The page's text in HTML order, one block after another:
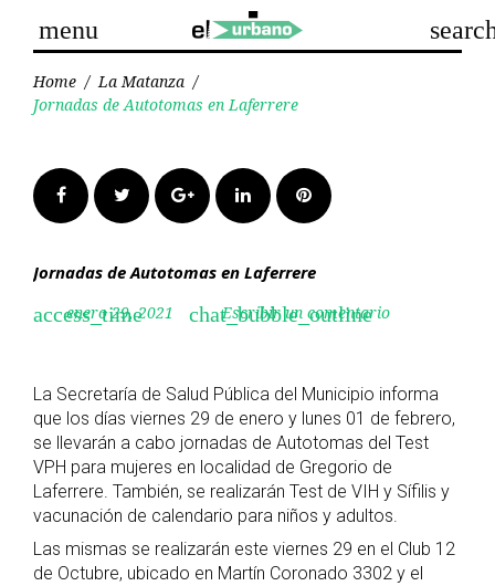
content
menu
Home / La Matanza /
Jornadas de Autotomas en Laferrere
FacebookTwitter Google+LinkedInPinterest
Jornadas de Autotomas en Laferrere
access_time
enero 29, 2021 chat_bubble_outline
Escribir un comentario
La Secretaría de Salud Pública del Municipio informa
que los días viernes 29 de enero y lunes 01 de febrero,
se llevarán a cabo jornadas de Autotomas del Test
VPH para mujeres en localidad de Gregorio de
Laferrere. También, se realizarán Test de VIH y Sífilis y
vacunación de calendario para niños y adultos.
Las mismas se realizarán este viernes 29 en el Club 12
de Octubre, ubicado en Martín Coronado 3302 y el